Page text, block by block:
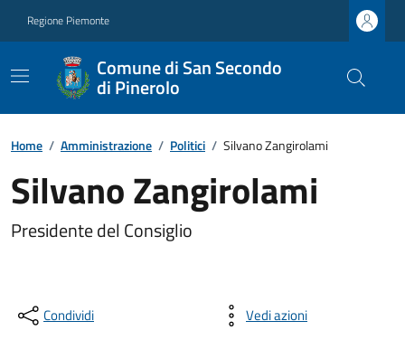
Regione Piemonte
Comune di San Secondo
di Pinerolo
Home / Amministrazione / Politici / Silvano Zangirolami
Silvano Zangirolami
Presidente del Consiglio
Condividi Vedi azioni